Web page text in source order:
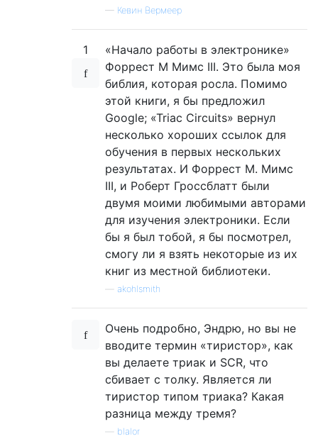
— Кевин Вермеер
1
«Начало работы в электронике»
Форрест М Мимс III. Это была моя
библия, которая росла. Помимо
этой книги, я бы предложил
Google; «Triac Circuits» вернул
несколько хороших ссылок для
обучения в первых нескольких
результатах. И Форрест М. Мимс
III, и Роберт Гроссблатт были
двумя моими любимыми авторами
для изучения электроники. Если
бы я был тобой, я бы посмотрел,
смогу ли я взять некоторые из их
книг из местной библиотеки.
akohlsmith
Очень подробно, Эндрю, но вы не
вводите термин «тиристор», как
вы делаете триак и SCR, что
сбивает с толку. Является ли
тиристор типом триака? Какая
разница между тремя?
blalor